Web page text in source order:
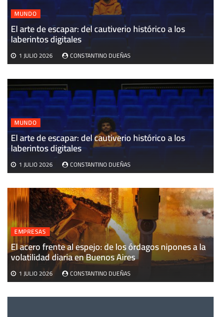
MUNDO
El arte de escapar: del cautiverio histórico a los
laberintos digitales
1 JULIO 2026 CONSTANTINO DUEÑAS
EMPRESAS
El acero frente al espejo: de los órdagos nipones a la
volatilidad diaria en Buenos Aires
1 JULIO 2026 CONSTANTINO DUEÑAS
MUNDO
El arte de escapar: del cautiverio histórico a los
laberintos digitales
1 JULIO 2026 CONSTANTINO DUEÑAS